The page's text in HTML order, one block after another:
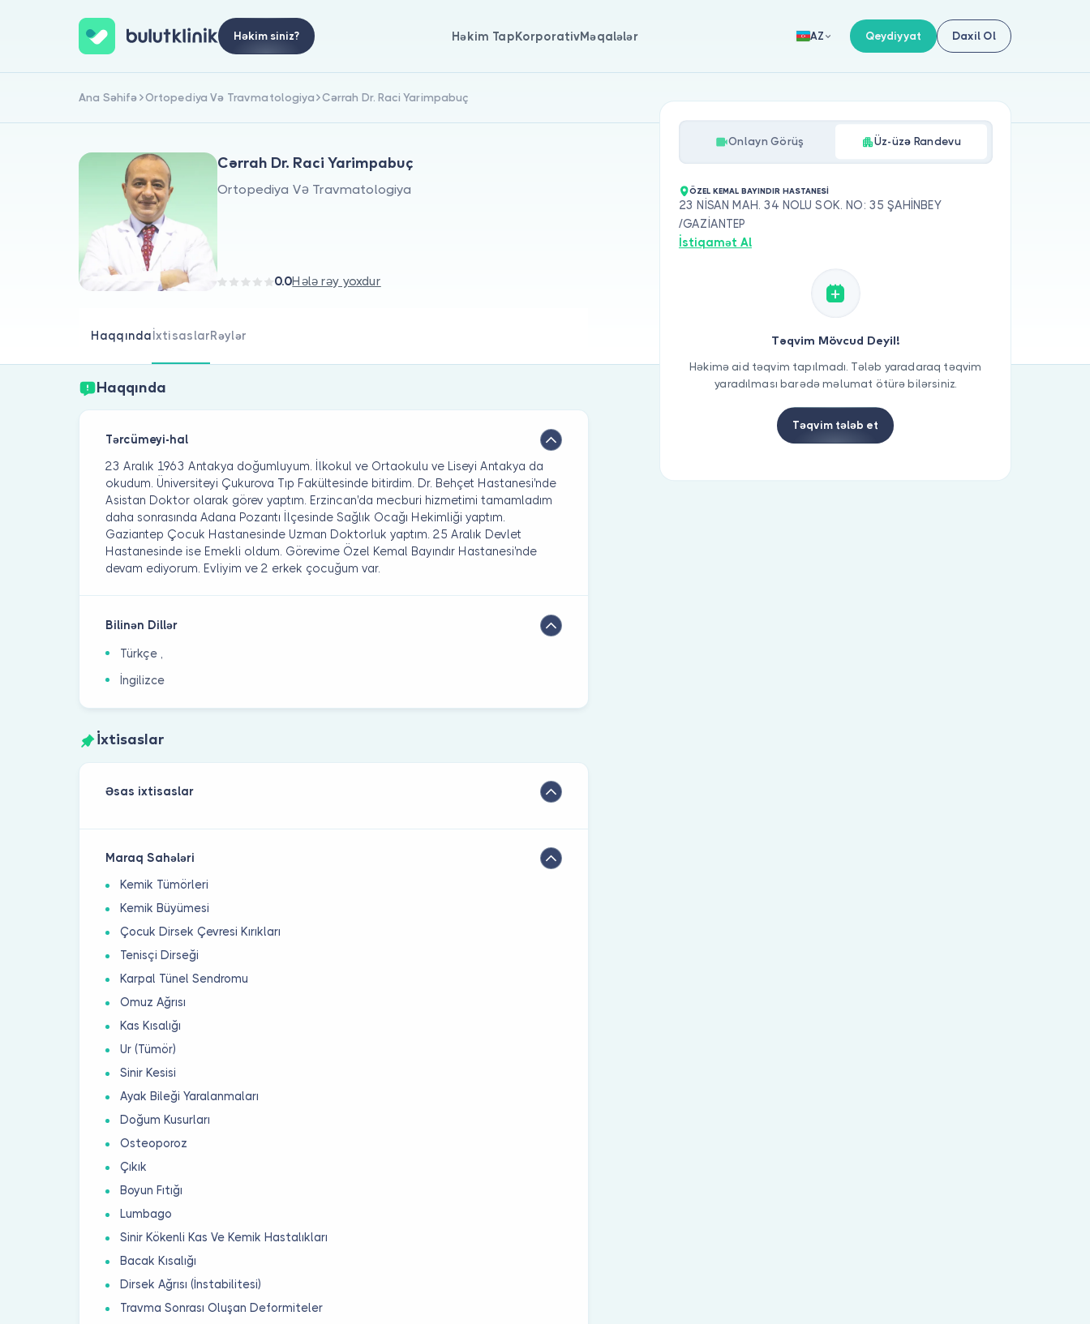
Həkim siniz? Həkim TapKorporativMəqalələr AZ Qeydiyyat Daxil Ol
Ana Səhifə Ortopediya Və Travmatologiya Cərrah Dr. Raci Yarimpabuç
Cərrah Dr. Raci Yarimpabuç
Ortopediya Və Travmatologiya
0.0Hələ rəy yoxdur
Haqqında İxtisaslarRəylər
Haqqında
Tərcümeyi-hal
23 Aralık 1963 Antakya doğumluyum. İlkokul ve Ortaokulu ve Liseyi Antakya da
okudum. Üniversiteyi Çukurova Tıp Fakültesinde bitirdim. Dr. Behçet Hastanesi'nde
Asistan Doktor olarak görev yaptım. Erzincan'da mecburi hizmetimi tamamladım
daha sonrasında Adana Pozantı İlçesinde Sağlık Ocağı Hekimliği yaptım.
Gaziantep Çocuk Hastanesinde Uzman Doktorluk yaptım. 25 Aralık Devlet
Hastanesinde ise Emekli oldum. Görevime Özel Kemal Bayındır Hastanesi'nde
devam ediyorum. Evliyim ve 2 erkek çocuğum var.
Bilinən Dillər
Türkçe ,
İngilizce
İxtisaslar
Əsas ixtisaslar
Maraq Sahələri
Kemik Tümörleri
Kemik Büyümesi
Çocuk Dirsek Çevresi Kırıkları
Tenisçi Dirseği
Karpal Tünel Sendromu
Omuz Ağrısı
Kas Kısalığı
Ur (Tümör)
Sinir Kesisi
Ayak Bileği Yaralanmaları
Doğum Kusurları
Osteoporoz
Çıkık
Boyun Fıtığı
Lumbago
Sinir Kökenli Kas Ve Kemik Hastalıkları
Bacak Kısalığı
Dirsek Ağrısı (İnstabilitesi)
Travma Sonrası Oluşan Deformiteler
Onlayn Görüş Üz-üzə Randevu
ÖZEL KEMAL BAYINDIR HASTANESİ
23 NİSAN MAH. 34 NOLU SOK. NO: 35 ŞAHİNBEY
/GAZİANTEP
İstiqamət Al
Təqvim Mövcud Deyil!
Həkimə aid təqvim tapılmadı. Tələb yaradaraq təqvim
yaradılması barədə məlumat ötürə bilərsiniz.
Təqvim tələb et